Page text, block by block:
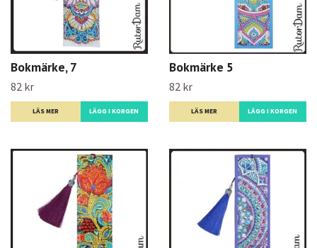
Bokmärke, 7
82 kr
LÄS MER
Bokmärke 5
82 kr
LÄS MER